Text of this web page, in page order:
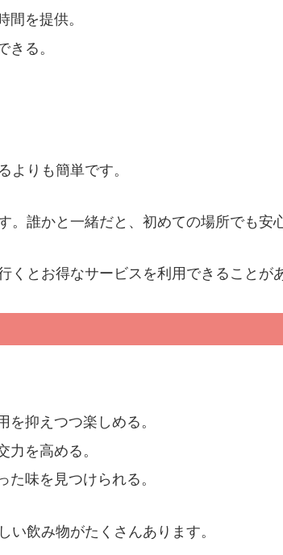
を提供。
る。
よりも簡単です。
。誰かと一緒だと、初めての場所でも安
くとお得なサービスを利用できることが
抑えつつ楽しめる。
を高める。
味を見つけられる。
飲み物がたくさんあります。